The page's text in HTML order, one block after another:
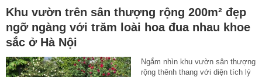
Khu vườn trên sân thượng rộng 200m² đẹp
ngỡ ngàng với trăm loài hoa đua nhau khoe
sắc ở Hà Nội
Ngắm nhìn khu vườn sân thượng
rộng thênh thang với diện tích lý